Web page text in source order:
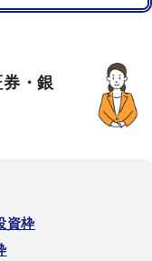
・銀
資枠